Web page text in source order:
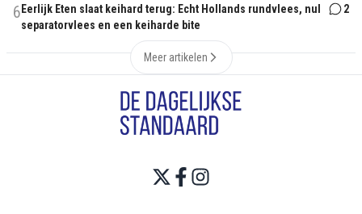
6 Eerlijk Eten slaat keihard terug: Echt Hollands rundvlees, nul
separatorvlees en een keiharde bite
2
Meer artikelen